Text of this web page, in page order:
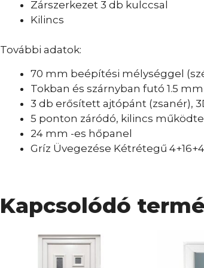
Zárszerkezet 3 db kulccsal
Kilincs
További adatok:
70 mm beépítési mélységgel
Tokban és szárnyban futó 1.5
3 db erősített ajtópánt (zsanér),
5 ponton záródó, kilincs
24 mm -es hőpanel
Gríz Üvegezése Kétrétegű
Kapcsolódó